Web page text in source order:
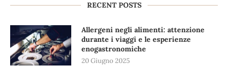
RECENT POSTS
Allergeni negli alimenti: attenzione
durante i viaggi e le esperienze
enogastronomiche
20 Giugno 2025